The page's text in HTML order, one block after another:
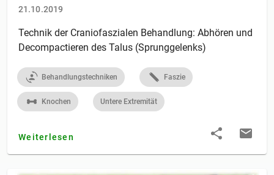
21.10.2019
Technik der Craniofaszialen Behandlung: Abhören und
Decompactieren des Talus (Sprunggelenks)
Behandlungstechniken Faszie
Knochen Untere Extremität
Weiterlesen